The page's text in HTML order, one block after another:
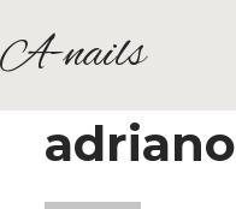
A-nails
adriano